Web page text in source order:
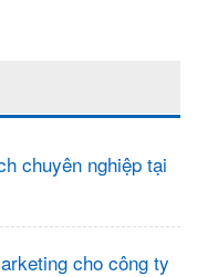
chuyên nghiệp tại
cho công ty